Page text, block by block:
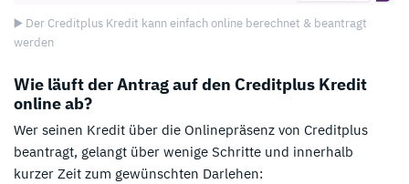
▶️ Der Creditplus Kredit kann einfach online berechnet & beantragt
werden
Wie läuft der Antrag auf den Creditplus Kredit
online ab?
Wer seinen Kredit über die Onlinepräsenz von Creditplus
beantragt, gelangt über wenige Schritte und innerhalb
kurzer Zeit zum gewünschten Darlehen: